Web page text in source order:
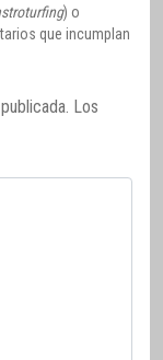
) o
que incumplan
Los